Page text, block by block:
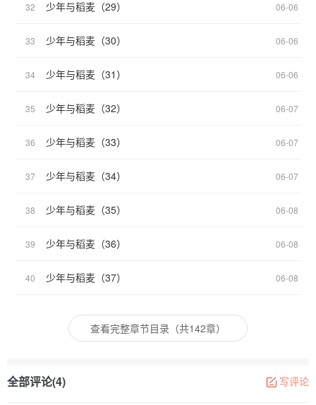
32 少年与稻麦（29） 06-06
33 少年与稻麦（30） 06-06
34 少年与稻麦（31） 06-06
35 少年与稻麦（32） 06-07
36 少年与稻麦（33） 06-07
37 少年与稻麦（34） 06-07
38 少年与稻麦（35） 06-08
39 少年与稻麦（36） 06-08
40 少年与稻麦（37） 06-08
查看完整章节目录（共142章）
全部评论(4) 写评论